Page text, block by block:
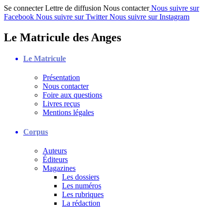
Se connecter Lettre de diffusion Nous contacter Nous suivre sur
Facebook Nous suivre sur Twitter Nous suivre sur Instagram
Le Matricule des Anges
Le Matricule
Présentation
Nous contacter
Foire aux questions
Livres reçus
Mentions légales
Corpus
Auteurs
Éditeurs
Magazines
Les dossiers
Les numéros
Les rubriques
La rédaction